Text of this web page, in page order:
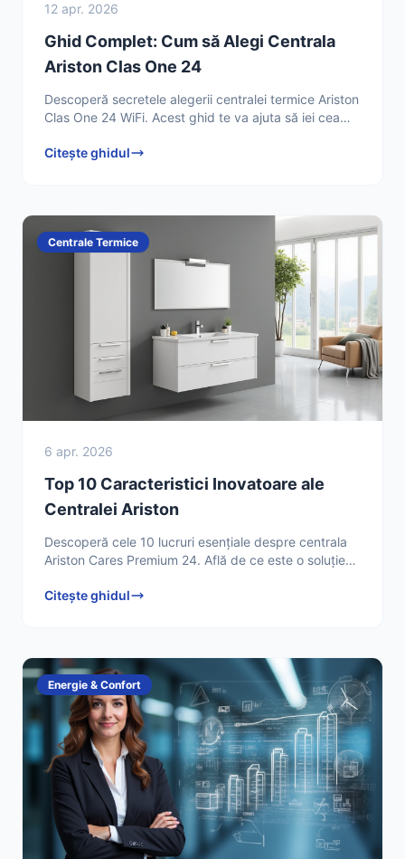
12 apr. 2026
Ghid Complet: Cum să Alegi Centrala
Ariston Clas One 24
Descoperă secretele alegerii centralei termice Ariston
Clas One 24 WiFi. Acest ghid te va ajuta să iei cea
Citește ghidul
Centrale Termice
6 apr. 2026
Top 10 Caracteristici Inovatoare ale
Centralei Ariston
Descoperă cele 10 lucruri esențiale despre centrala
Ariston Cares Premium 24. Află de ce este o soluție
Citește ghidul
Energie & Confort